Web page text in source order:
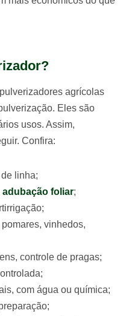
agrícolas
Eles são
usos. Assim,
Confira:
linha;
adubação foliar;
vinhedos,
controle de pragas;
com água ou química;